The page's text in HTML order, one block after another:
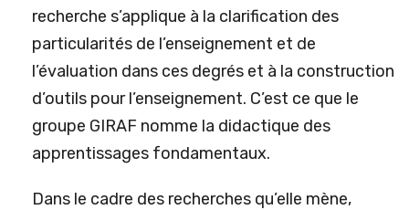
recherche s’applique à la clarification des
particularités de l’enseignement et de
l’évaluation dans ces degrés et à la construction
d’outils pour l’enseignement. C’est ce que le
groupe GIRAF nomme la didactique des
apprentissages fondamentaux.
Dans le cadre des recherches qu’elle mène,